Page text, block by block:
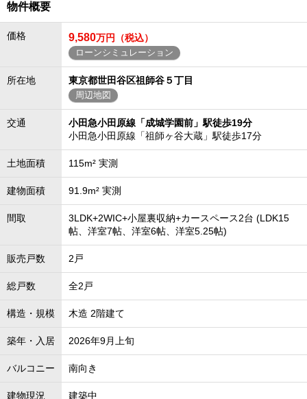
物件概要
価格 9,580万円（税込）
ローンシミュレーション
所在地 東京都世田谷区祖師谷５丁目
周辺地図
交通
小田急小田原線「成城学園前」駅徒歩19分
小田急小田原線「祖師ヶ谷大蔵」駅徒歩17分
土地面積 115m² 実測
建物面積 91.9m² 実測
間取
3LDK+2WIC+小屋裏収納+カースペース2台 (LDK15
帖、洋室7帖、洋室6帖、洋室5.25帖)
販売戸数 2戸
総戸数 全2戸
構造・規模 木造 2階建て
築年・入居 2026年9月上旬
バルコニー 南向き
建物現況 建築中